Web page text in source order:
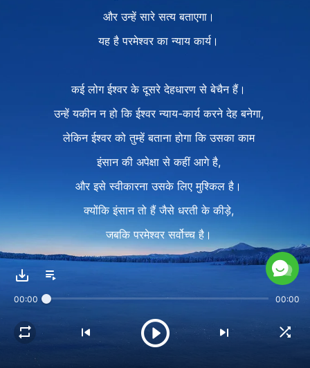
और उन्हें सारे सत्य बताएगा।
यह है परमेश्वर का न्याय कार्य।
कई लोग ईश्वर के दूसरे देहधारण से बेचैन हैं।
उन्हें यकीन न हो कि ईश्वर न्याय-कार्य करने देह बनेगा,
लेकिन ईश्वर को तुम्हें बताना होगा कि उसका काम
इंसान की अपेक्षा से कहीं आगे है,
और इसे स्वीकारना उसके लिए मुश्किल है।
क्योंकि इंसान तो हैं जैसे धरती के कीड़े,
जबकि परमेश्वर सर्वोच्च है।
जबकि परमेश्वर की सोच से
00:00 00:00